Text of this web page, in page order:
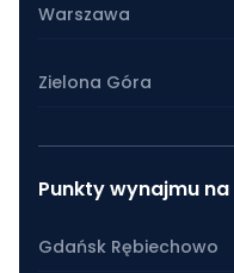
Warszawa
Zielona Góra
Punkty wynajmu
Gdańsk Rębiechowo